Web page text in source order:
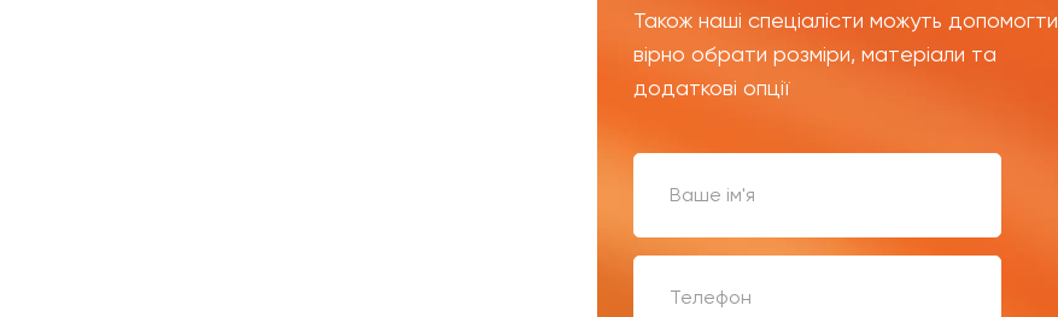
Також наші спеціалісти можуть допомогти
вірно обрати розміри, матеріали та
додаткові опції